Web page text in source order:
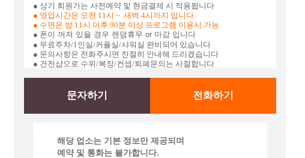
● 상기 회원가는 사전예약 및 현금결제 시 적용됩니다
● 영업시간은 오전 11시 ~ 새벽 4시까지 입니다
● 수면은 밤 11시 이후 90분 이상 프로그램 이용시 가능
● 폰이 꺼져 있을 경우 랜덤휴무 or 마감 입니다
● 무료주차/1인실/커플실/샤워실 완비되어 있습니다
● 문의사항은 전화주시면 친절히 안내해 드리겠습니다
● 건전샵으로 수위/복장/컨셉/퇴폐문의는 사절합니다
문자하기 전화하기
해당 업소는 기본 정보만 제공되며
예약 및 통화는 불가합니다.